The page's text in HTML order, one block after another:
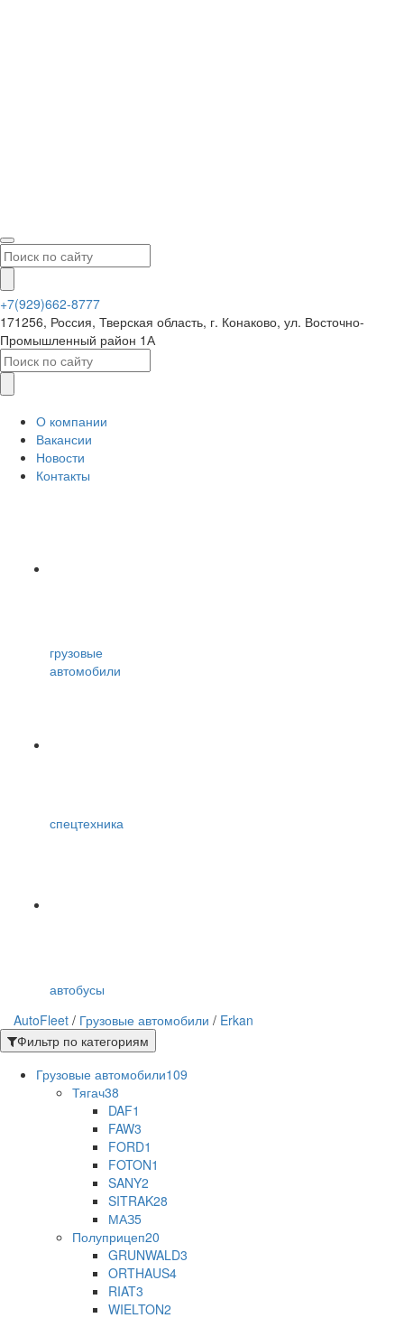
+7(929)662-8777
171256, Россия, Тверская область, г. Конаково, ул. Восточно-
Промышленный район 1А
О компании
Вакансии
Новости
Контакты
грузовые
автомобили
спецтехника
автобусы
AutoFleet / Грузовые автомобили / Erkan
Фильтр по категориям
Грузовые автомобили109
Тягач38
DAF1
FAW3
FORD1
FOTON1
SANY2
SITRAK28
МАЗ5
Полуприцеп20
GRUNWALD3
ORTHAUS4
RIAT3
WIELTON2